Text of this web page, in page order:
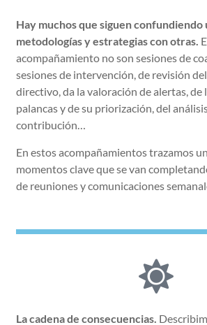
Hay muchos que siguen confundiendo
metodologías y estrategias con otras.
acompañamiento no son sesiones de
sesiones de intervención, de revisión
directivo, da la valoración de alertas,
palancas y de su priorización, del
contribución…
En estos acompañamientos trazamos
momentos clave que se van
de reuniones y comunicaciones
La cadena de consecuencias.